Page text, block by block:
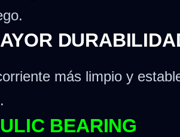
más limpio y
BEARING